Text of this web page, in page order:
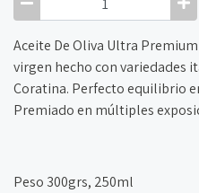
Aceite De Oliva Ultra
virgen hecho con variedades
Coratina. Perfecto equilibrio
Premiado en múltiples
Peso 300grs, 250ml